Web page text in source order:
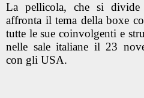
La pellicola, che si
affronta il tema della boxe
tutte le sue coinvolgenti e
nelle sale italiane il 23
con gli USA.